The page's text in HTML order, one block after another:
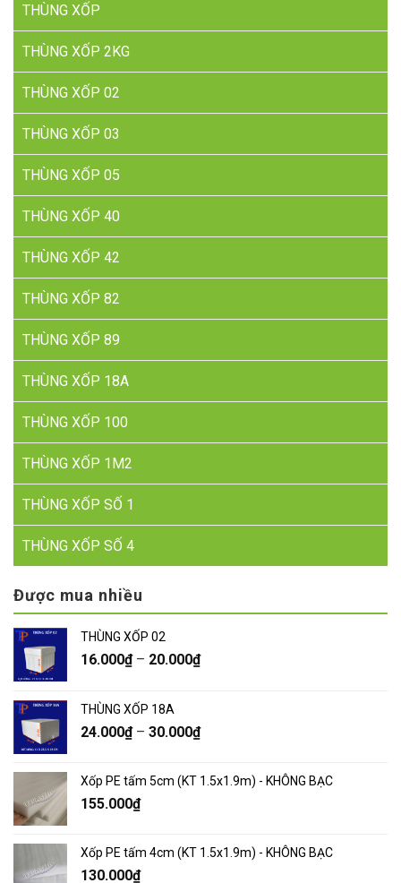
THÙNG XỐP
THÙNG XỐP 2KG
THÙNG XỐP 02
THÙNG XỐP 03
THÙNG XỐP 05
THÙNG XỐP 40
THÙNG XỐP 42
THÙNG XỐP 82
THÙNG XỐP 89
THÙNG XỐP 18A
THÙNG XỐP 100
THÙNG XỐP 1M2
THÙNG XỐP SỐ 1
THÙNG XỐP SỐ 4
Được mua nhiều
THÙNG XỐP 02
16.000₫– 20.000₫
THÙNG XỐP 18A
24.000₫– 30.000₫
Xốp PE tấm 5cm (KT 1.5x1.9m) - KHÔNG BẠC
155.000₫
Xốp PE tấm 4cm (KT 1.5x1.9m) - KHÔNG BẠC
130.000₫